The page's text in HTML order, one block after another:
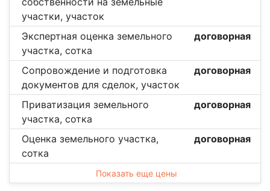
участки, участок
Экспертная оценка земельного
участка, сотка
договорная
Сопровождение и подготовка
документов для сделок, участок
договорная
Приватизация земельного
участка, сотка
договорная
Оценка земельного участка,
сотка
договорная
Показать еще цены